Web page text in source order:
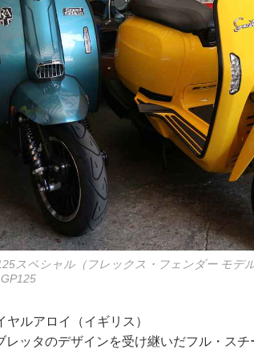
スペシャル（フレックス・フェンダー モデル
ルアロイ（イギリス）
レッタのデザインを受け継いだフル・ス